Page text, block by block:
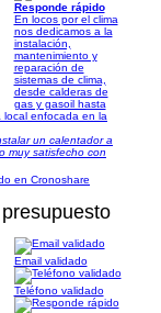
Responde rápido
En locos por el clima
nos dedicamos a la
instalación,
mantenimiento y
reparación de
sistemas de clima,
desde calderas de
gas y gasoil hasta
local enfocada en la
un calentador a
muy satisfecho con
en Cronoshare
Email validado
Teléfono validado